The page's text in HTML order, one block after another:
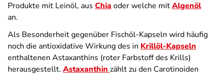
Produkte mit Leinöl, aus Chia oder welche mitAlgenöl
an.
Als Besonderheit gegenüber Fischöl-Kapseln wird häufig
noch die antioxidative Wirkung des in Krillöl-Kapseln
enthaltenen Astaxanthins (roter Farbstoff des Krills)
herausgestellt. Astaxanthin zählt zu den Carotinoiden